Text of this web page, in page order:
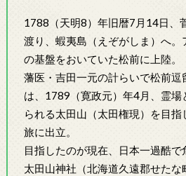
1788（天明8）年旧暦7月14日、
渡り、蝦夷島（えぞがしま）へ。
の基盤をおいていた松前に上陸。
藩医・吉田一元の計らいで松前逗
は、1789（寛政元）年4月、霊場
られる太田山（太田権現）を目
旅に出立。
目指したのが現在、日本一過酷で
太田山神社（北海道久遠郡せたな